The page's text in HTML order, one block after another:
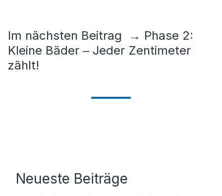
Im nächsten Beitrag → Phase 2:
Kleine Bäder ‒ Jeder Zentimeter
zählt!
Neueste Beiträge